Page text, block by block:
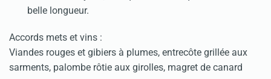
belle longueur.
Accords mets et vins :
Viandes rouges et gibiers à plumes, entrecôte grillée aux
sarments, palombe rôtie aux girolles, magret de canard